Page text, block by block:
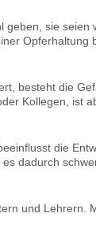
sie
Opferhaltung
besteht die
Kollegen, ist
die
dadurch
und